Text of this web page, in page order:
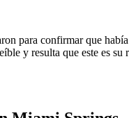
para confirmar que
y resulta que este es